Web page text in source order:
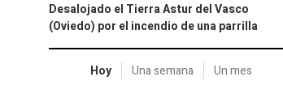
Desalojado el Tierra Astur del Vasco
(Oviedo) por el incendio de una parrilla
Hoy Una semana Un mes